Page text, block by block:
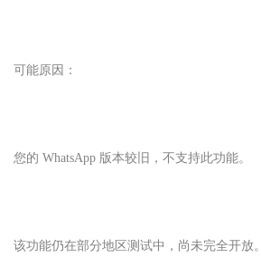
可能原因：
您的 WhatsApp 版本较旧，不支持此功能。
该功能仍在部分地区测试中，尚未完全开放。